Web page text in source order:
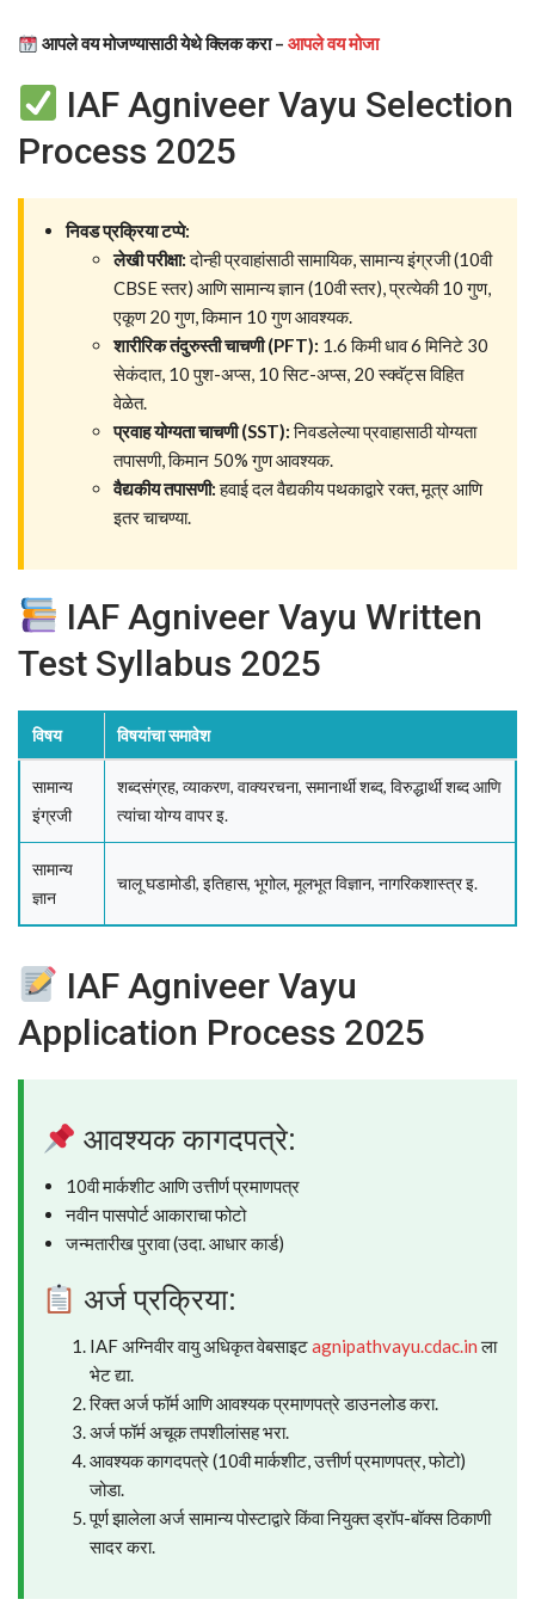
आपले वय मोजण्यासाठी येथे क्लिक करा –आपले वय मोजा
IAF Agniveer Vayu Selection
Process 2025
निवड प्रक्रिया टप्पे:
लेखी परीक्षा:दोन्ही प्रवाहांसाठी सामायिक, सामान्य इंग्रजी (10वी
CBSE स्तर) आणि सामान्य ज्ञान (10वी स्तर), प्रत्येकी 10 गुण,
एकूण 20 गुण, किमान 10 गुण आवश्यक.
शारीरिक तंदुरुस्ती चाचणी (PFT): 1.6 किमी धाव 6 मिनिटे 30
सेकंदात, 10 पुश-अप्स, 10 सिट-अप्स, 20 स्क्वॅट्स विहित
वेळेत.
प्रवाह योग्यता चाचणी (SST):निवडलेल्या प्रवाहासाठी योग्यता
तपासणी, किमान 50% गुण आवश्यक.
वैद्यकीय तपासणी:हवाई दल वैद्यकीय पथकाद्वारे रक्त, मूत्र आणि
इतर चाचण्या.
IAF Agniveer Vayu Written
Test Syllabus 2025
विषय विषयांचा समावेश
सामान्य
इंग्रजी
शब्दसंग्रह, व्याकरण, वाक्यरचना, समानार्थी शब्द, विरुद्धार्थी शब्द आणि
त्यांचा योग्य वापर इ.
सामान्य
ज्ञान
चालू घडामोडी, इतिहास, भूगोल, मूलभूत विज्ञान, नागरिकशास्त्र इ.
IAF Agniveer Vayu
Application Process 2025
आवश्यक कागदपत्रे:
10वी मार्कशीट आणि उत्तीर्ण प्रमाणपत्र
नवीन पासपोर्ट आकाराचा फोटो
जन्मतारीख पुरावा (उदा. आधार कार्ड)
अर्ज प्रक्रिया:
IAF अग्निवीर वायु अधिकृत वेबसाइटagnipathvayu.cdac.inला
भेट द्या.
रिक्त अर्ज फॉर्म आणि आवश्यक प्रमाणपत्रे डाउनलोड करा.
अर्ज फॉर्म अचूक तपशीलांसह भरा.
आवश्यक कागदपत्रे (10वी मार्कशीट, उत्तीर्ण प्रमाणपत्र, फोटो)
जोडा.
पूर्ण झालेला अर्ज सामान्य पोस्टाद्वारे किंवा नियुक्त ड्रॉप-बॉक्स ठिकाणी
सादर करा.